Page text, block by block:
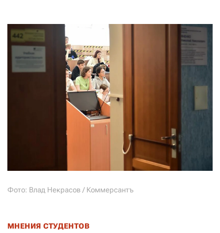
Фото: Влад Некрасов / Коммерсантъ
МНЕНИЯ СТУДЕНТОВ